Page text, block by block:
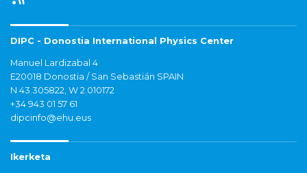
DIPC - Donostia International Physics Center
Manuel Lardizabal 4
E20018 Donostia / San Sebastián SPAIN
N 43.305822, W 2.010172
+34 943 01 57 61
dipcinfo@ehu.eus
Ikerketa